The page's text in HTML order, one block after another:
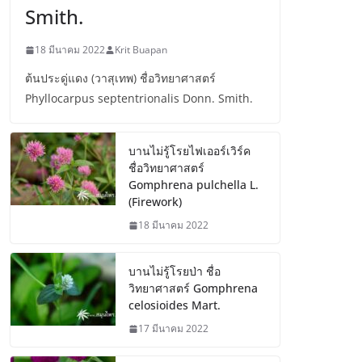
Smith.
18 มีนาคม 2022 Krit Buapan
ต้นประดู่แดง (วาสุเทพ) ชื่อวิทยาศาสตร์
Phyllocarpus septentrionalis Donn. Smith.
บานไม่รู้โรยไฟเออร์เวิร์ค
ชื่อวิทยาศาสตร์
Gomphrena pulchella L.
(Firework)
18 มีนาคม 2022
บานไม่รู้โรยป่า ชื่อ
วิทยาศาสตร์ Gomphrena
celosioides Mart.
17 มีนาคม 2022